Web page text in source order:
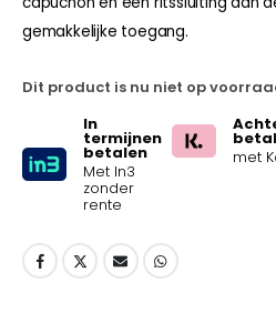
gemakkelijke toegang.
Dit product is nu niet op
In
termijnen
betalen
Met In3
zonder
rente
met